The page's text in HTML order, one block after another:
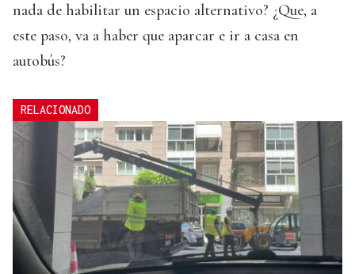
nada de habilitar un espacio alternativo? ¿Que, a
este paso, va a haber que aparcar e ir a casa en
autobús?
RELACIONADO